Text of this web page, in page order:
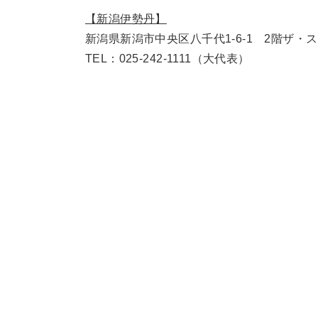
【新潟伊勢丹】
新潟県新潟市中央区八千代1-6-1 2階ザ・
TEL：025-242-1111（大代表）